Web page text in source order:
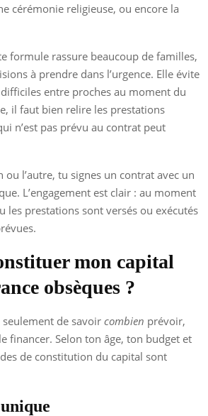
cérémonie religieuse, ou encore la
formule rassure beaucoup de familles,
à prendre dans l’urgence. Elle évite
entre proches au moment du
il faut bien relire les prestations
n’est pas prévu au contrat peut
ou l’autre, tu signes un contrat avec un
L’engagement est clair : au moment
les prestations sont versés ou exécutés
mon capital
obsèques ?
seulement de savoir combien prévoir,
financer. Selon ton âge, ton budget et
de constitution du capital sont